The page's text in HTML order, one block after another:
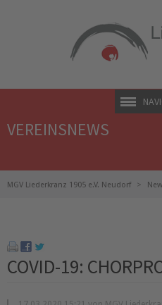
VEREINSNEWS
MGV Liederkranz 1905 e.V. Neudorf
COVID-19: